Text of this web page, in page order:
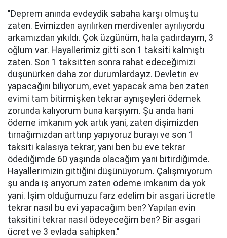
"Deprem anında evdeydik sabaha karşı olmuştu
zaten. Evimizden ayrılırken merdivenler ayrılıyordu
arkamızdan yıkıldı. Çok üzgünüm, hala çadırdayım, 3
oğlum var. Hayallerimiz gitti son 1 taksiti kalmıştı
zaten. Son 1 taksitten sonra rahat edeceğimizi
düşünürken daha zor durumlardayız. Devletin ev
yapacağını biliyorum, evet yapacak ama ben zaten
evimi tam bitirmişken tekrar aynışeyleri ödemek
zorunda kalıyorum buna karşıyım. Şu anda hani
ödeme imkanım yok artık yani, zaten dişimizden
tırnağımızdan arttırıp yapıyoruz burayı ve son 1
taksiti kalasıya tekrar, yani ben bu eve tekrar
ödediğimde 60 yaşında olacağım yani bitirdiğimde.
Hayallerimizin gittiğini düşünüyorum. Çalışmıyorum
şu anda iş arıyorum zaten ödeme imkanım da yok
yani. İşim olduğumuzu farz edelim bir asgari ücretle
tekrar nasıl bu evi yapacağım ben? Yapılan evin
taksitini tekrar nasıl ödeyeceğim ben? Bir asgari
ücret ve 3 evlada sahipken."